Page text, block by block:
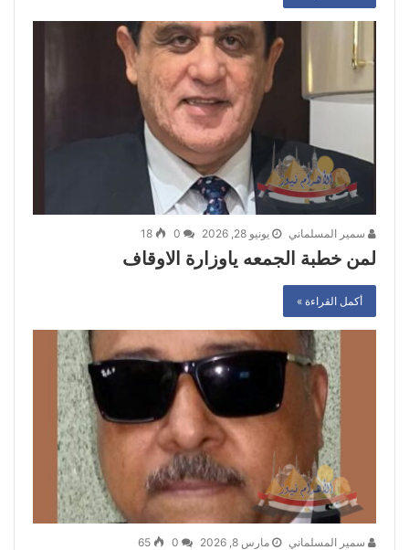
سمير المسلماني يونيو 28, 2026 18
لمن خطبة الجمعه ياوزارة الاوقاف
أكمل القراءة »
سمير المسلماني مارس 8, 2026 65